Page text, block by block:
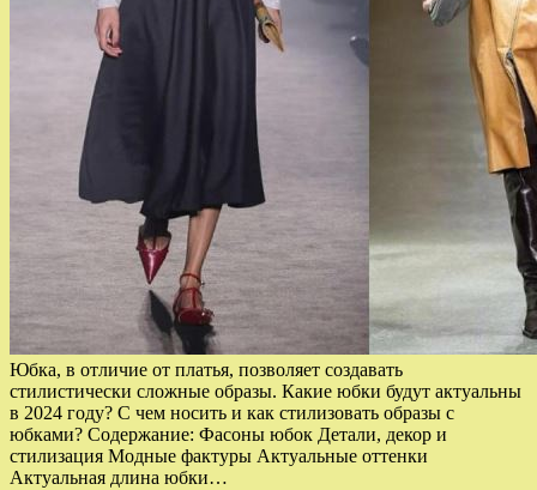
Юбка, в отличие от платья, позволяет создавать
стилистически сложные образы. Какие юбки будут актуальны
в 2024 году? С чем носить и как стилизовать образы с
юбками? Содержание: Фасоны юбок Детали, декор и
стилизация Модные фактуры Актуальные оттенки
Актуальная длина юбки…